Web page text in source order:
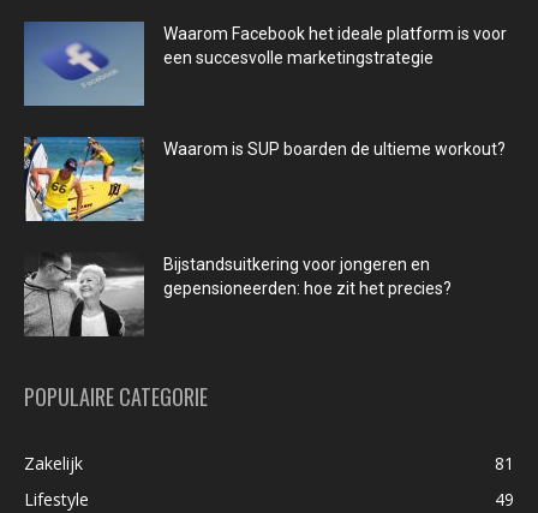
Waarom Facebook het ideale platform is voor
een succesvolle marketingstrategie
Waarom is SUP boarden de ultieme workout?
Bijstandsuitkering voor jongeren en
gepensioneerden: hoe zit het precies?
POPULAIRE CATEGORIE
Zakelijk
81
Lifestyle
49